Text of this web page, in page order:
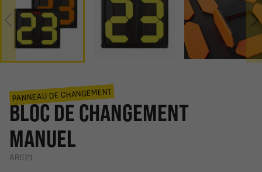
PANNEAU DE CHANGEMENT
BLOC DE CHANGEMENT
MANUEL
AR021